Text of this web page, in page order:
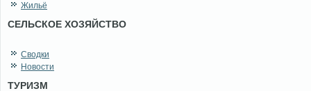
Жильё
СЕЛЬСКОЕ ХОЗЯЙСТВО
Сводки
Новости
ТУРИЗМ